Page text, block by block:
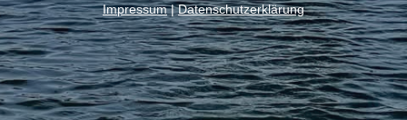
Impressum|Datenschutzerklärung